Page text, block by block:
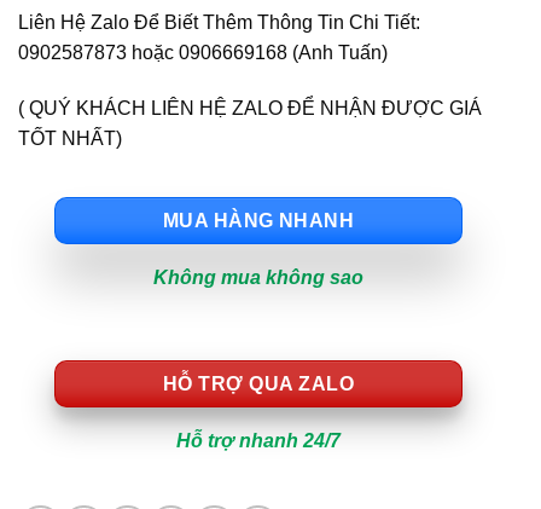
Liên Hệ Zalo Để Biết Thêm Thông Tin Chi Tiết:
0902587873 hoặc 0906669168 (Anh Tuấn)
( QUÝ KHÁCH LIÊN HỆ ZALO ĐỂ NHẬN ĐƯỢC GIÁ
TỐT NHẤT)
MUA HÀNG NHANH
Không mua không sao
HỖ TRỢ QUA ZALO
Hỗ trợ nhanh 24/7